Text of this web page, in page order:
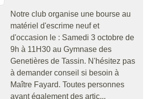
Notre club organise une bourse au
matériel d'escrime neuf et
d'occasion le : Samedi 3 octobre de
9h à 11H30 au Gymnase des
Genetières de Tassin. N'hésitez pas
à demander conseil si besoin à
Maître Fayard. Toutes personnes
ayant également des artic...